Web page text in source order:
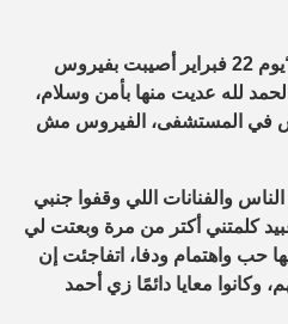
وقالت نجلاء بدر، في الفيديو: “يوم 22 فبراير أصيبت بفيروس
لله عديت منها بأمن وسلام،
في المستشفى، الفيروس مش
والفنانات اللي وقفوا جنبي
كلمتني أكتر من مرة وبعتت لي
حب واهتمام ودفا، اتفاجئت إن
معايا دائمًا زي أحمد